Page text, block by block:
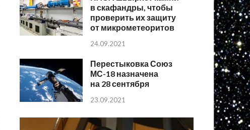
в скафандры, чтобы
проверить их защиту
от микрометеоритов
24.09.2021
Перестыковка Союз
МС-18 назначена
на 28 сентября
23.09.2021